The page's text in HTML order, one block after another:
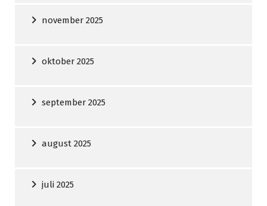
november 2025
oktober 2025
september 2025
august 2025
juli 2025